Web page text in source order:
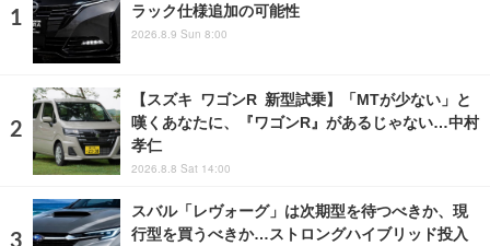
ラック仕様追加の可能性
2026.8.9 Sun 8:00
【スズキ ワゴンR 新型試乗】「MTが少ない」と
嘆くあなたに、『ワゴンR』があるじゃない…中村
孝仁
2026.8.8 Sat 14:00
スバル「レヴォーグ」は次期型を待つべきか、現
行型を買うべきか…ストロングハイブリッド投入